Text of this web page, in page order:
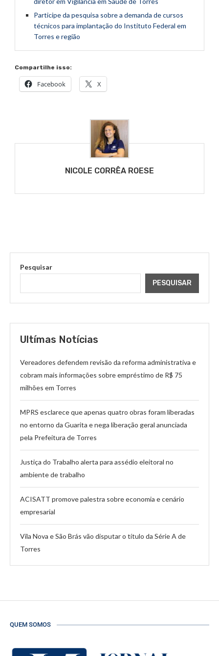
Participe da pesquisa sobre a demanda de cursos
técnicos para implantação do Instituto Federal em
Torres e região
Compartilhe isso:
Facebook X
NICOLE CORRÊA ROESE
Pesquisar
PESQUISAR
Ultímas Notícias
Vereadores defendem revisão da reforma administrativa e
cobram mais informações sobre empréstimo de R$ 75
milhões em Torres
MPRS esclarece que apenas quatro obras foram liberadas
no entorno da Guarita e nega liberação geral anunciada
pela Prefeitura de Torres
Justiça do Trabalho alerta para assédio eleitoral no
ambiente de trabalho
ACISATT promove palestra sobre economia e cenário
empresarial
Vila Nova e São Brás vão disputar o título da Série A de
Torres
QUEM SOMOS